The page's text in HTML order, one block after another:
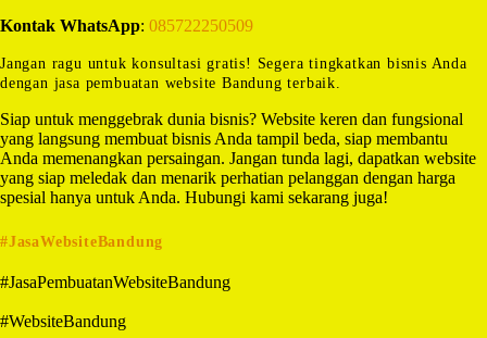
Kontak WhatsApp: 085722250509
Jangan ragu untuk konsultasi gratis! Segera tingkatkan bisnis Anda
dengan jasa pembuatan website Bandung terbaik.
Siap untuk menggebrak dunia bisnis? Website keren dan fungsional
yang langsung membuat bisnis Anda tampil beda, siap membantu
Anda memenangkan persaingan. Jangan tunda lagi, dapatkan website
yang siap meledak dan menarik perhatian pelanggan dengan harga
spesial hanya untuk Anda. Hubungi kami sekarang juga!
#JasaWebsiteBandung
#JasaPembuatanWebsiteBandung
#WebsiteBandung